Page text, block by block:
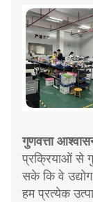
गुणवत्ता
प्रक्रियाओं से
सके कि वे
हम प्रत्येक